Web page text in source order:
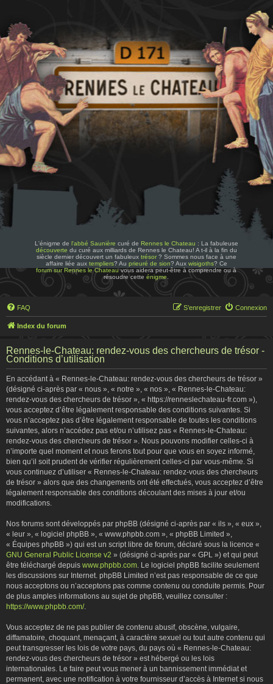
L'énigme de l'abbé Saunière curé de Rennes le Chateau : La fabuleuse
découverte du curé aux milliards de Rennes le Chateau! A t-il à la fin du
siècle dernier découvert un fabuleux trésor? Sommes nous face à une
affaire liée aux templiers? Au prieuré de sion? Aux wisigoths? Ce
forum sur Rennes le Chateauvous aidera peut-être à comprendre ou à
résoudre cetteénigme
FAQ Connexion
S’enregistrer
Index du forum
Rennes-le-Chateau: rendez-vous des chercheurs de trésor -
Conditions d’utilisation
En accédant à « Rennes-le-Chateau: rendez-vous des chercheurs de trésor »
(désigné ci-après par « nous », « notre », « nos », « Rennes-le-Chateau:
rendez-vous des chercheurs de trésor », « https://renneslechateau-fr.com »),
vous acceptez d’être légalement responsable des conditions suivantes. Si
vous n’acceptez pas d’être légalement responsable de toutes les conditions
suivantes, alors n’accédez pas et/ou n’utilisez pas « Rennes-le-Chateau:
rendez-vous des chercheurs de trésor ». Nous pouvons modifier celles-ci à
n’importe quel moment et nous ferons tout pour que vous en soyez informé,
bien qu’il soit prudent de vérifier régulièrement celles-ci par vous-même. Si
vous continuez d’utiliser « Rennes-le-Chateau: rendez-vous des chercheurs
de trésor » alors que des changements ont été effectués, vous acceptez d’être
légalement responsable des conditions découlant des mises à jour et/ou
modifications.
Nos forums sont développés par phpBB (désigné ci-après par « ils », « eux »,
« leur », « logiciel phpBB », « www.phpbb.com », « phpBB Limited »,
« Équipes phpBB ») qui est un script libre de forum, déclaré sous la licence «
GNU General Public License v2 » (désigné ci-après par « GPL ») et qui peut
être téléchargé depuis www.phpbb.com. Le logiciel phpBB facilite seulement
les discussions sur Internet. phpBB Limited n’est pas responsable de ce que
nous acceptons ou n’acceptons pas comme contenu ou conduite permis. Pour
de plus amples informations au sujet de phpBB, veuillez consulter :
https://www.phpbb.com/.
Vous acceptez de ne pas publier de contenu abusif, obscène, vulgaire,
diffamatoire, choquant, menaçant, à caractère sexuel ou tout autre contenu qui
peut transgresser les lois de votre pays, du pays où « Rennes-le-Chateau:
rendez-vous des chercheurs de trésor » est hébergé ou les lois
internationales. Le faire peut vous mener à un bannissement immédiat et
permanent, avec une notification à votre fournisseur d’accès à Internet si nous